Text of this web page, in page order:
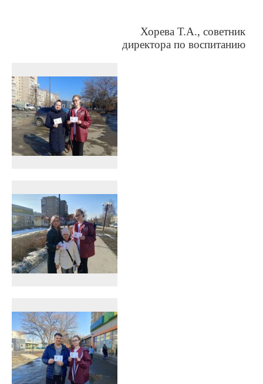
Хорева Т.А., советник
директора по воспитанию